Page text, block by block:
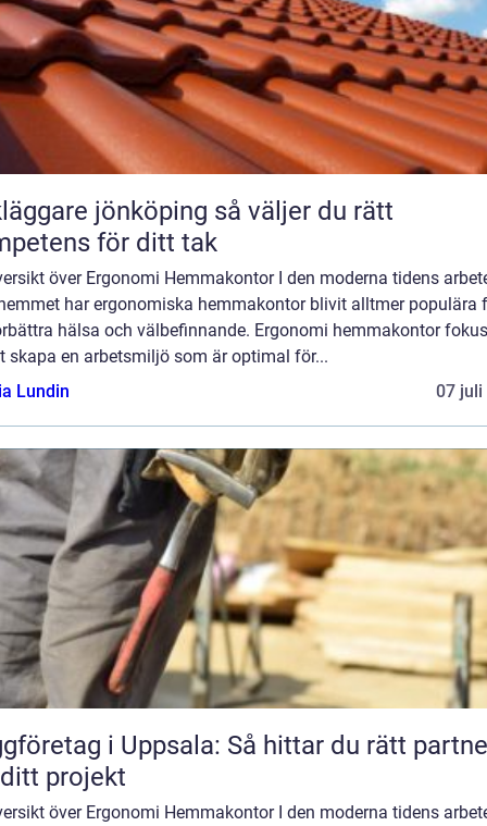
jönköping så väljer du rätt
för ditt tak
över Ergonomi Hemmakontor I den moderna tidens
har ergonomiska hemmakontor blivit alltmer populära
hälsa och välbefinnande. Ergonomi hemmakontor
skapa en arbetsmiljö som är optimal för...
Lundin
07 juli
i Uppsala: Så hittar du rätt
projekt
över Ergonomi Hemmakontor I den moderna tidens